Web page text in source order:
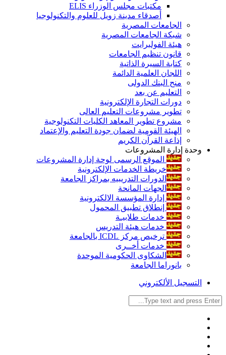
مكتبات مجلس الوزراء ELIS
أصدقاء مدينة زويل للعلوم والتكنولوجيا
الجامعات المصرية
شبكة الجامعات المصرية
هيئة الفولبرايت
قانون تنظيم الجامعات
كتابة السيرة الذاتية
اللجان العلمية الدائمة
منح البنك الدولى
التعليم عن بعد
دورات التجارة الإلكترونية
تطوير مشروعات التعليم العالى
مشروع تطوير المعاهد الكليات التكنولوجية
الهيئة القومية لضمان جودة التعليم والإعتماد
إذاعة القرآن الكريم
وحدة إدارة المشروعات
الموقع الرسمى لوحة إدارة المشروعات
خريطة الخدمات الإلكترونية
الدورات التدريبيه بمراكز الجامعة
الجهات المانحة
إدارة المؤسسة الالكترونية
إنطلاق تطبيق المحمول
خدمات طلابيـة
خدمات هيئة التدريس
ترخيص مركز ICDL بالجامعة
خدمات أخــرى
الشكاوى الحكومية الموحدة
بانوراما الجامعة
التسجيل الألكتروني